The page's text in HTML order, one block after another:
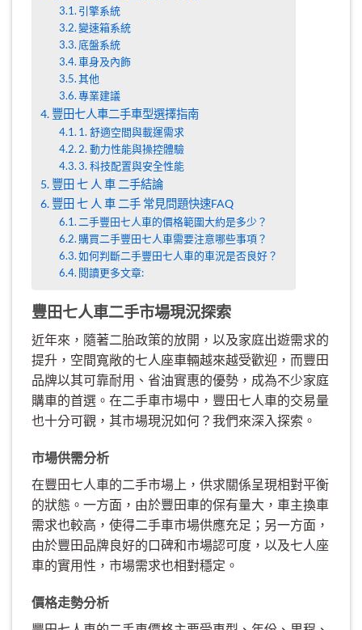
引擎系統
變速箱系統
底盤系統
車身及內飾
其他
專業建議
豐田七人車二手車型選擇指南
1. 舒適空間與載運需求
2. 動力性能與操控體驗
3. 科技配置與安全性能
豐田 七 人 車 二手結論
豐田 七 人 車 二手 常見問題快速FAQ
二手豐田七人車的價格範圍大約是多少？
購買二手豐田七人車需要注意哪些事項？
如何判斷二手豐田七人車的車況是否良好？
閱讀更多文章:
豐田七人車二手市場現況探索
近年來，隨著二胎政策的放開，以及家庭出遊需求的
提升，空間寬敞的七人座車輛越來越受歡迎，而豐田
品牌以其可靠耐用、省油實惠的優勢，成為不少家庭
購車的首選。在二手車市場中，豐田七人車的交易量
也十分可觀，其市場現況如何？我們來深入探索。
市場供需分析
在豐田七人車的二手市場上，供求關係呈現相對平衡
的狀態。一方面，由於豐田車的保有量大，車主換車
需求也較高，使得二手車市場供應充足；另一方面，
由於豐田品牌良好的口碑和市場認可度，以及七人座
車的實用性，市場需求也相對穩定。
價格走勢分析